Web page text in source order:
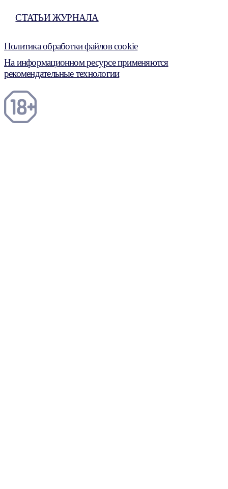
СТАТЬИ ЖУРНАЛА
Политика обработки файлов cookie
На информационном ресурсе применяются
рекомендательные технологии